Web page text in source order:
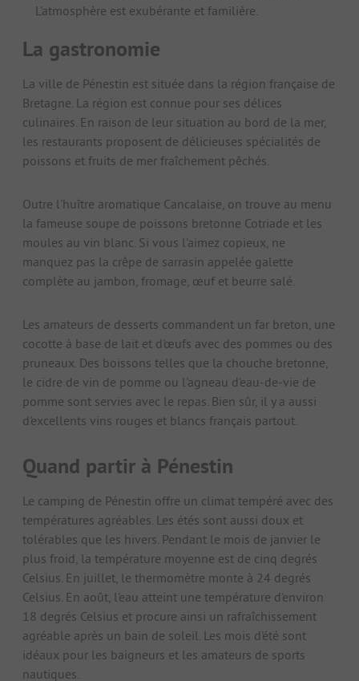
L'atmosphère est exubérante et familière.
La gastronomie
La ville de Pénestin est située dans la région française de
Bretagne. La région est connue pour ses délices
culinaires. En raison de leur situation au bord de la mer,
les restaurants proposent de délicieuses spécialités de
poissons et fruits de mer fraîchement pêchés.
Outre l'huître aromatique Cancalaise, on trouve au menu
la fameuse soupe de poissons bretonne Cotriade et les
moules au vin blanc. Si vous l'aimez copieux, ne
manquez pas la crêpe de sarrasin appelée galette
complète au jambon, fromage, œuf et beurre salé.
Les amateurs de desserts commandent un far breton, une
cocotte à base de lait et d'œufs avec des pommes ou des
pruneaux. Des boissons telles que la chouche bretonne,
le cidre de vin de pomme ou l'agneau d'eau-de-vie de
pomme sont servies avec le repas. Bien sûr, il y a aussi
d'excellents vins rouges et blancs français partout.
Quand partir à Pénestin
Le camping de Pénestin offre un climat tempéré avec des
températures agréables. Les étés sont aussi doux et
tolérables que les hivers. Pendant le mois de janvier le
plus froid, la température moyenne est de cinq degrés
Celsius. En juillet, le thermomètre monte à 24 degrés
Celsius. En août, l'eau atteint une température d'environ
18 degrés Celsius et procure ainsi un rafraîchissement
agréable après un bain de soleil. Les mois d'été sont
idéaux pour les baigneurs et les amateurs de sports
nautiques.